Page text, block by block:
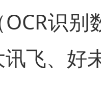
识别
飞、好